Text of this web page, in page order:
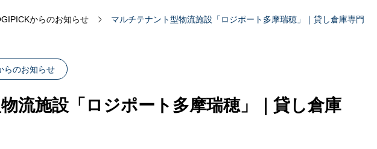
REALESTATE LEASING
からのお知らせ マルチテナント型物流施設「ロジポート多摩瑞穂」｜貸し倉庫専門
らのお知らせ
流施設「ロジポート多摩瑞穂」｜貸し倉庫